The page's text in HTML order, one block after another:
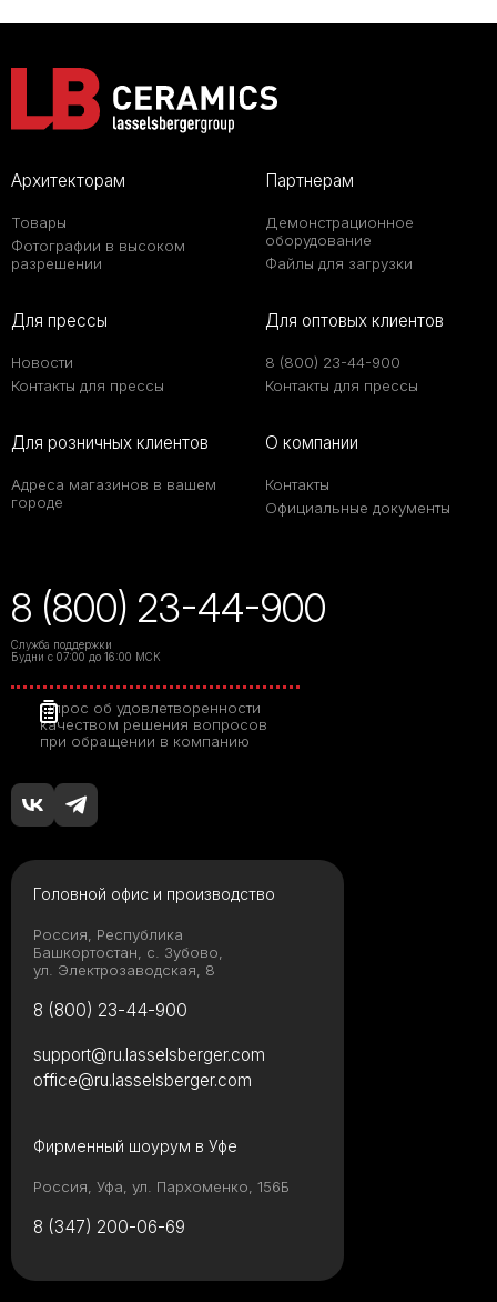
Архитекторам
Товары
Фотографии в высоком
разрешении
Партнерам
Демонстрационное
оборудование
Файлы для загрузки
Для прессы
Новости
Контакты для прессы
Для оптовых клиентов
8 (800) 23-44-900
Контакты для прессы
Для розничных клиентов
Адреса магазинов в вашем
городе
О компании
Контакты
Официальные документы
8 (800) 23-44-900
Служба поддержки
Будни с 07:00 до 16:00 МСК
Опрос об удовлетворенности
качеством решения вопросов
при обращении в компанию
Головной офис и производство
Россия, Республика
Башкортостан, с. Зубово,
ул. Электрозаводская, 8
8 (800) 23-44-900
Фирменный шоурум в Уфе
Россия, Уфа, ул. Пархоменко, 156Б
8 (347) 200-06-69
support@ru.lasselsberger.com
office@ru.lasselsberger.com